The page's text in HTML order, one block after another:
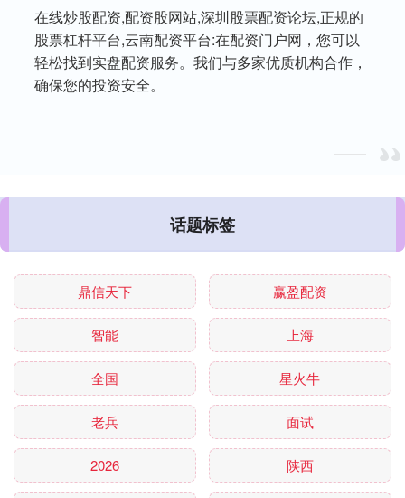
在线炒股配资,配资股网站,深圳股票配资论坛,正规的
股票杠杆平台,云南配资平台:在配资门户网，您可以
轻松找到实盘配资服务。我们与多家优质机构合作，
确保您的投资安全。
话题标签
鼎信天下 赢盈配资
智能 上海
全国 星火牛
老兵 面试
2026 陕西